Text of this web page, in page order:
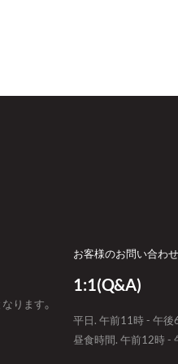
ります。
お客様のお問い合わせ
1:1(Q&A)
平日. 午前11時 - 午後
昼食時間. 午前12時 -